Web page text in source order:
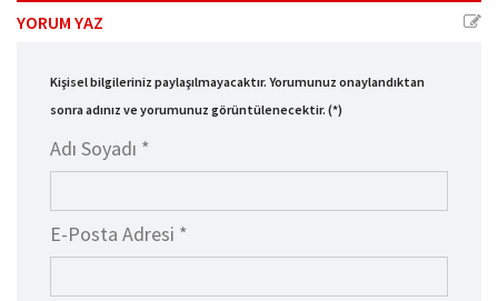
YORUM YAZ
Kişisel bilgileriniz paylaşılmayacaktır. Yorumunuz onaylandıktan
sonra adınız ve yorumunuz görüntülenecektir. (*)
Adı Soyadı *
E-Posta Adresi *